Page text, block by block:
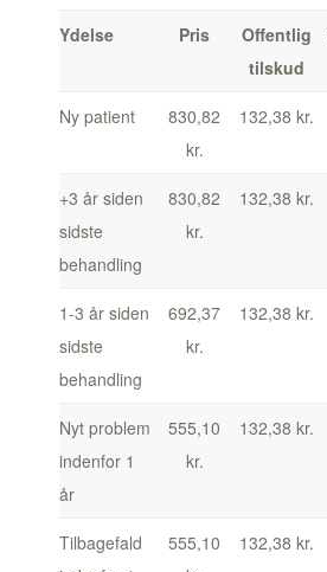
Ydelse Pris
Offentlig
tilskud
Ny patient
830,82
kr.
132,38 kr.
+3 år siden
sidste
behandling
830,82
kr.
132,38 kr.
1-3 år siden
sidste
behandling
692,37
kr.
132,38 kr.
Nyt problem
indenfor 1
år
555,10
kr.
132,38 kr.
Tilbagefald
555,10
132,38 kr.